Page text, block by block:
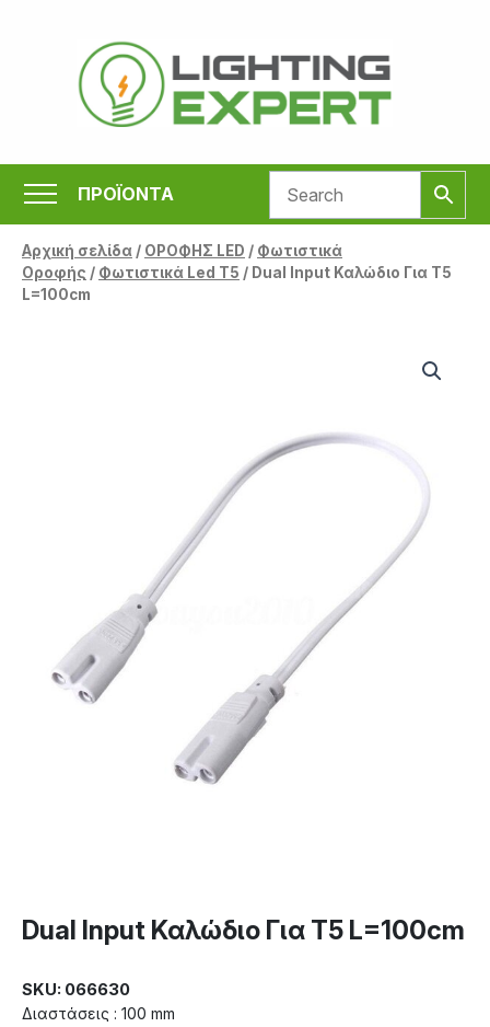
περιεχόμενο
ΠΡΟΪΟΝΤΑ
Αρχική σελίδα/ ΟΡΟΦΗΣ LED / Φωτιστικά
Οροφής / Φωτιστικά Led T5 / Dual Input Καλώδιο Για T5
L=100cm
Dual Input Καλώδιο Για T5 L=100cm
SKU: 066630
Διαστάσεις : 100 mm